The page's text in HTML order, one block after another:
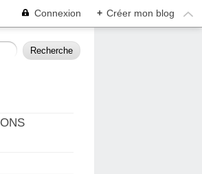
Connexion + Créer mon blog